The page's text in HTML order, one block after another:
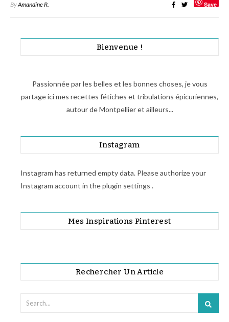
ByAmandine R. Save
Bienvenue !
Passionnée par les belles et les bonnes choses, je vous
partage ici mes recettes fétiches et tribulations épicuriennes,
autour de Montpellier et ailleurs...
Instagram
Instagram has returned empty data. Please authorize your
Instagram account in theplugin settings .
Mes Inspirations Pinterest
Rechercher Un Article